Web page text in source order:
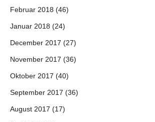
Februar 2018 (46)
Januar 2018 (24)
December 2017 (27)
November 2017 (36)
Oktober 2017 (40)
September 2017 (36)
August 2017 (17)